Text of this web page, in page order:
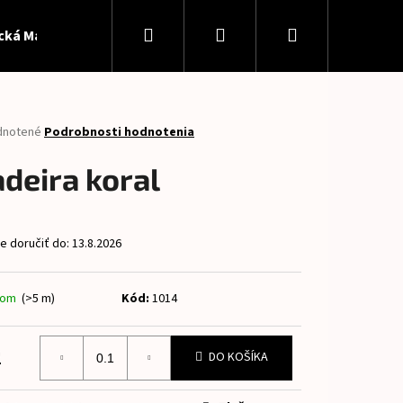
Madeira Softshell Patent Panely
Hľadať PrihlásenieNákupný
Podrobnosti hodnotenia
koral
doručiť do: 13.8.2026
(>5 m) Kód: 1014
DO KOŠÍKA